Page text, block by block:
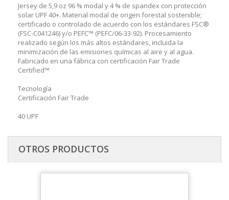
Jersey de 5,9 oz 96 % modal y 4 % de spandex con protección
solar UPF 40+. Material modal de origen forestal sostenible;
certificado o controlado de acuerdo con los estándares FSC®
(FSC-C041246) y/o PEFC™ (PEFC/06-33-92). Procesamiento
realizado según los más altos estándares, incluida la
minimización de las emisiones químicas al aire y al agua.
Fabricado en una fábrica con certificación Fair Trade
Certified™
Tecnología
Certificación Fair Trade
40 UPF
OTROS PRODUCTOS